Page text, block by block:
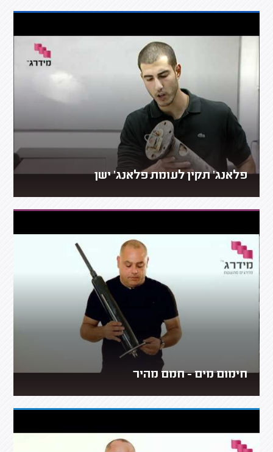
פלאנג' תקין לעומת פלאנג' ישן
חימום מים - חמם מהיר